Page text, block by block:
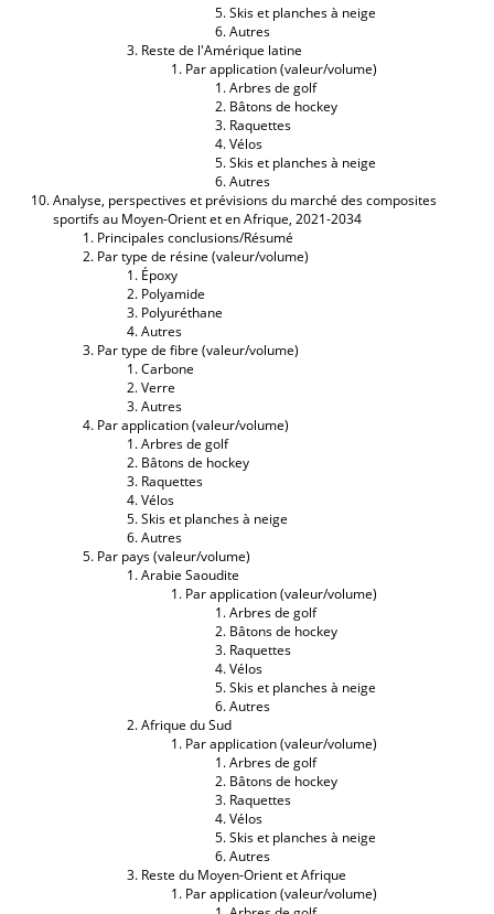
Skis et planches à neige
Autres
Reste de l'Amérique latine
Par application (valeur/volume)
Arbres de golf
Bâtons de hockey
Raquettes
Vélos
Skis et planches à neige
Autres
Analyse, perspectives et prévisions du marché des composites
sportifs au Moyen-Orient et en Afrique, 2021-2034
Principales conclusions/Résumé
Par type de résine (valeur/volume)
Époxy
Polyamide
Polyuréthane
Autres
Par type de fibre (valeur/volume)
Carbone
Verre
Autres
Par application (valeur/volume)
Arbres de golf
Bâtons de hockey
Raquettes
Vélos
Skis et planches à neige
Autres
Par pays (valeur/volume)
Arabie Saoudite
Par application (valeur/volume)
Arbres de golf
Bâtons de hockey
Raquettes
Vélos
Skis et planches à neige
Autres
Afrique du Sud
Par application (valeur/volume)
Arbres de golf
Bâtons de hockey
Raquettes
Vélos
Skis et planches à neige
Autres
Reste du Moyen-Orient et Afrique
Par application (valeur/volume)